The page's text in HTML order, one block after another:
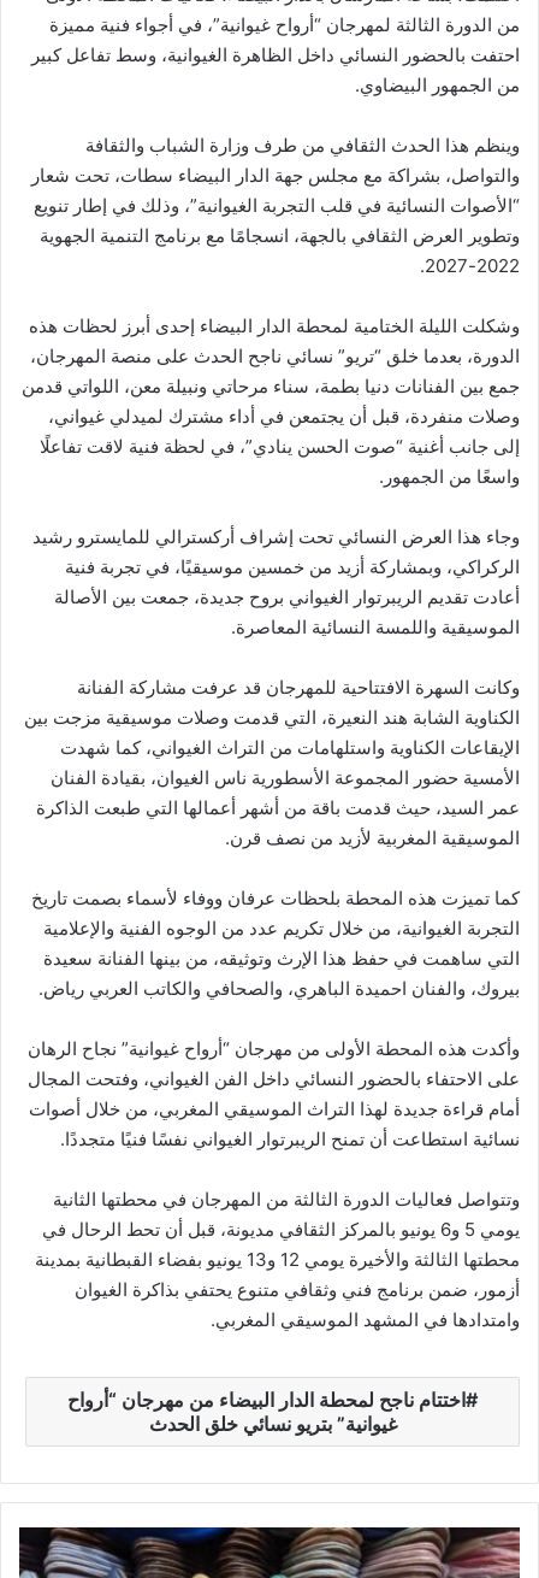
من الدورة الثالثة لمهرجان “أرواح غيوانية”، في أجواء فنية مميزة
احتفت بالحضور النسائي داخل الظاهرة الغيوانية، وسط تفاعل كبير
من الجمهور البيضاوي.
وينظم هذا الحدث الثقافي من طرف وزارة الشباب والثقافة
والتواصل، بشراكة مع مجلس جهة الدار البيضاء سطات، تحت شعار
“الأصوات النسائية في قلب التجربة الغيوانية”، وذلك في إطار تنويع
وتطوير العرض الثقافي بالجهة، انسجامًا مع برنامج التنمية الجهوية
2022-2027.
وشكلت الليلة الختامية لمحطة الدار البيضاء إحدى أبرز لحظات هذه
الدورة، بعدما خلق “تريو” نسائي ناجح الحدث على منصة المهرجان،
جمع بين الفنانات دنيا بطمة، سناء مرحاتي ونبيلة معن، اللواتي قدمن
وصلات منفردة، قبل أن يجتمعن في أداء مشترك لميدلي غيواني،
إلى جانب أغنية “صوت الحسن ينادي”، في لحظة فنية لاقت تفاعلًا
واسعًا من الجمهور.
وجاء هذا العرض النسائي تحت إشراف أركسترالي للمايسترو رشيد
الركراكي، وبمشاركة أزيد من خمسين موسيقيًا، في تجربة فنية
أعادت تقديم الريبرتوار الغيواني بروح جديدة، جمعت بين الأصالة
الموسيقية واللمسة النسائية المعاصرة.
وكانت السهرة الافتتاحية للمهرجان قد عرفت مشاركة الفنانة
الكناوية الشابة هند النعيرة، التي قدمت وصلات موسيقية مزجت بين
الإيقاعات الكناوية واستلهامات من التراث الغيواني، كما شهدت
الأمسية حضور المجموعة الأسطورية ناس الغيوان، بقيادة الفنان
عمر السيد، حيث قدمت باقة من أشهر أعمالها التي طبعت الذاكرة
الموسيقية المغربية لأزيد من نصف قرن.
كما تميزت هذه المحطة بلحظات عرفان ووفاء لأسماء بصمت تاريخ
التجربة الغيوانية، من خلال تكريم عدد من الوجوه الفنية والإعلامية
التي ساهمت في حفظ هذا الإرث وتوثيقه، من بينها الفنانة سعيدة
بيروك، والفنان احميدة الباهري، والصحافي والكاتب العربي رياض.
وأكدت هذه المحطة الأولى من مهرجان “أرواح غيوانية” نجاح الرهان
على الاحتفاء بالحضور النسائي داخل الفن الغيواني، وفتحت المجال
أمام قراءة جديدة لهذا التراث الموسيقي المغربي، من خلال أصوات
نسائية استطاعت أن تمنح الريبرتوار الغيواني نفسًا فنيًا متجددًا.
وتتواصل فعاليات الدورة الثالثة من المهرجان في محطتها الثانية
يومي 5 و6 يونيو بالمركز الثقافي مديونة، قبل أن تحط الرحال في
محطتها الثالثة والأخيرة يومي 12 و13 يونيو بفضاء القبطانية بمدينة
أزمور، ضمن برنامج فني وثقافي متنوع يحتفي بذاكرة الغيوان
وامتدادها في المشهد الموسيقي المغربي.
اختتام ناجح لمحطة الدار البيضاء من مهرجان “أرواح
غيوانية” بتريو نسائي خلق الحدث
ا
ل